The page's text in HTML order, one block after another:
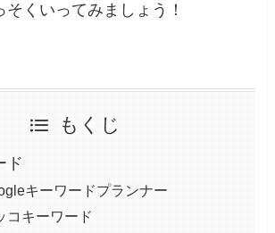
くいってみましょう！
もくじ
ド
キーワードプランナー
コキーワード